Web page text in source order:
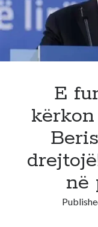
E
në